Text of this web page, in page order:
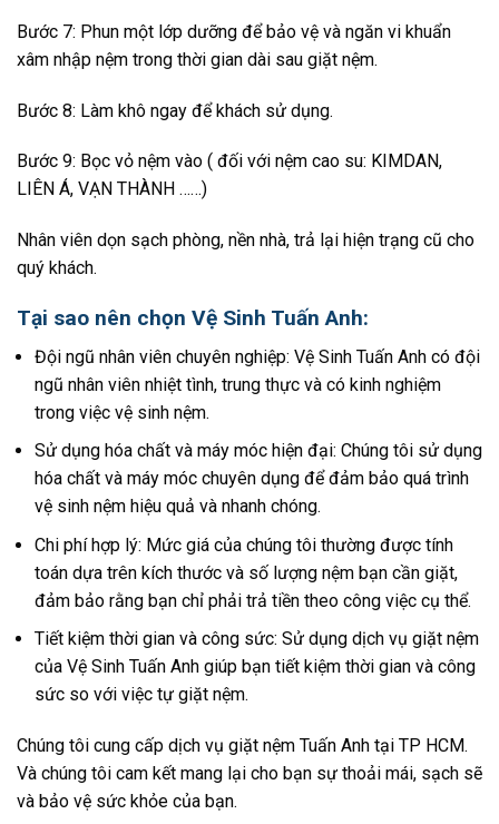
Bước 7: Phun một lớp dưỡng để bảo vệ và ngăn vi khuẩn
xâm nhập nệm trong thời gian dài sau giặt nệm.
Bước 8: Làm khô ngay để khách sử dụng.
Bước 9: Bọc vỏ nệm vào ( đối với nệm cao su: KIMDAN,
LIÊN Á, VẠN THÀNH ……)
Nhân viên dọn sạch phòng, nền nhà, trả lại hiện trạng cũ cho
quý khách.
Tại sao nên chọn Vệ Sinh Tuấn Anh:
Đội ngũ nhân viên chuyên nghiệp: Vệ Sinh Tuấn Anh có đội
ngũ nhân viên nhiệt tình, trung thực và có kinh nghiệm
trong việc vệ sinh nệm.
Sử dụng hóa chất và máy móc hiện đại: Chúng tôi sử dụng
hóa chất và máy móc chuyên dụng để đảm bảo quá trình
vệ sinh nệm hiệu quả và nhanh chóng.
Chi phí hợp lý: Mức giá của chúng tôi thường được tính
toán dựa trên kích thước và số lượng nệm bạn cần giặt,
đảm bảo rằng bạn chỉ phải trả tiền theo công việc cụ thể.
Tiết kiệm thời gian và công sức: Sử dụng dịch vụ giặt nệm
của Vệ Sinh Tuấn Anh giúp bạn tiết kiệm thời gian và công
sức so với việc tự giặt nệm.
Chúng tôi cung cấp dịch vụ giặt nệm Tuấn Anh tại TP HCM.
Và chúng tôi cam kết mang lại cho bạn sự thoải mái, sạch sẽ
và bảo vệ sức khỏe của bạn.